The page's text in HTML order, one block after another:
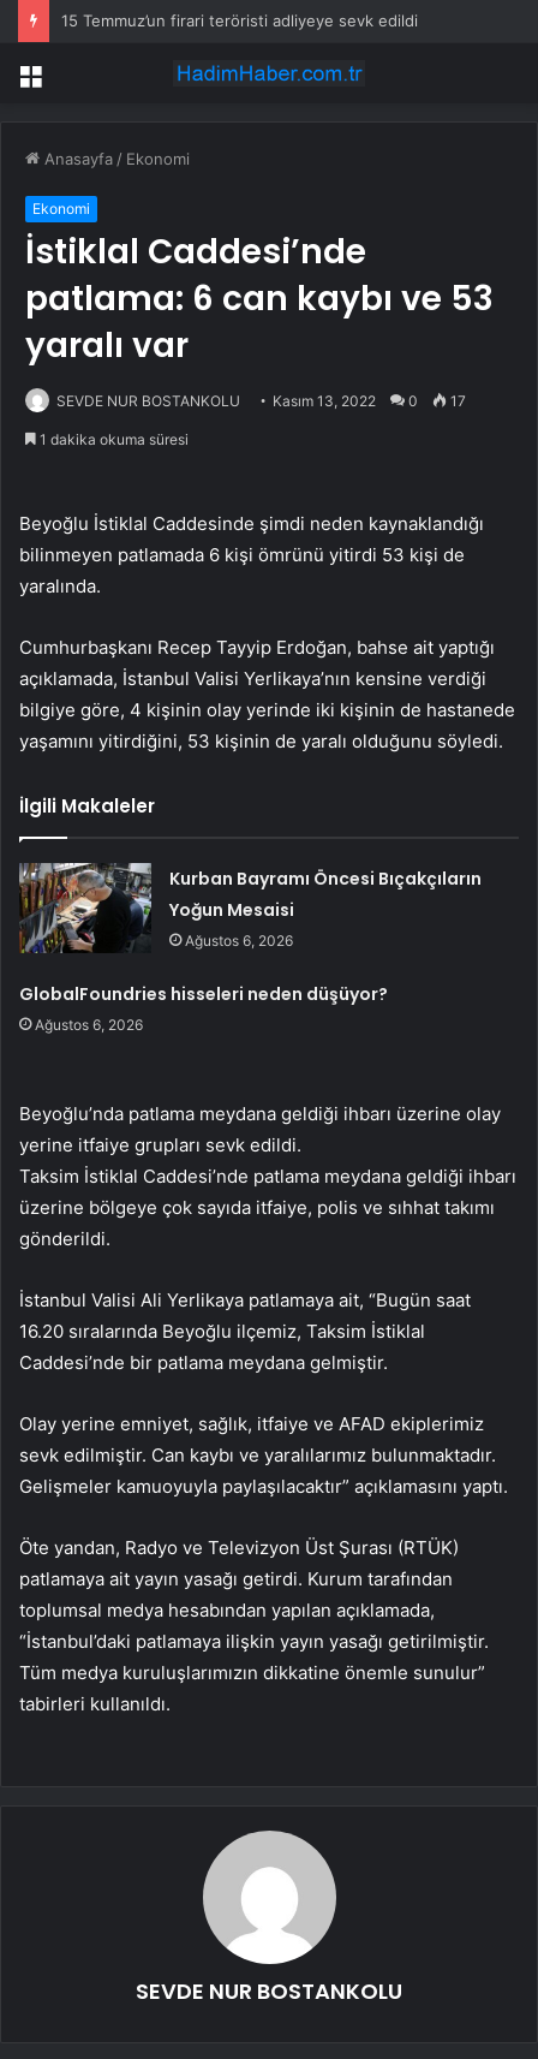
15 Temmuz’un firari teröristi adliyeye sevk edildi
Menü
Anasayfa / Ekonomi
Ekonomi
İstiklal Caddesi’nde
patlama: 6 can kaybı ve 53
yaralı var
SEVDE NUR BOSTANKOLU Kasım 13, 2022 0 17
1 dakika okuma süresi
Beyoğlu İstiklal Caddesinde şimdi neden kaynaklandığı
bilinmeyen patlamada 6 kişi ömrünü yitirdi 53 kişi de
yaralında.
Cumhurbaşkanı Recep Tayyip Erdoğan, bahse ait yaptığı
açıklamada, İstanbul Valisi Yerlikaya’nın kensine verdiği
bilgiye göre, 4 kişinin olay yerinde iki kişinin de hastanede
yaşamını yitirdiğini, 53 kişinin de yaralı olduğunu söyledi.
İlgili Makaleler
Kurban Bayramı Öncesi Bıçakçıların
Yoğun Mesaisi
Ağustos 6, 2026
GlobalFoundries hisseleri neden düşüyor?
Ağustos 6, 2026
Beyoğlu’nda patlama meydana geldiği ihbarı üzerine olay
yerine itfaiye grupları sevk edildi.
Taksim İstiklal Caddesi’nde patlama meydana geldiği ihbarı
üzerine bölgeye çok sayıda itfaiye, polis ve sıhhat takımı
gönderildi.
İstanbul Valisi Ali Yerlikaya patlamaya ait, “Bugün saat
16.20 sıralarında Beyoğlu ilçemiz, Taksim İstiklal
Caddesi’nde bir patlama meydana gelmiştir.
Olay yerine emniyet, sağlık, itfaiye ve AFAD ekiplerimiz
sevk edilmiştir. Can kaybı ve yaralılarımız bulunmaktadır.
Gelişmeler kamuoyuyla paylaşılacaktır” açıklamasını yaptı.
Öte yandan, Radyo ve Televizyon Üst Şurası (RTÜK)
patlamaya ait yayın yasağı getirdi. Kurum tarafından
toplumsal medya hesabından yapılan açıklamada,
“İstanbul’daki patlamaya ilişkin yayın yasağı getirilmiştir.
Tüm medya kuruluşlarımızın dikkatine önemle sunulur”
tabirleri kullanıldı.
SEVDE NUR BOSTANKOLU